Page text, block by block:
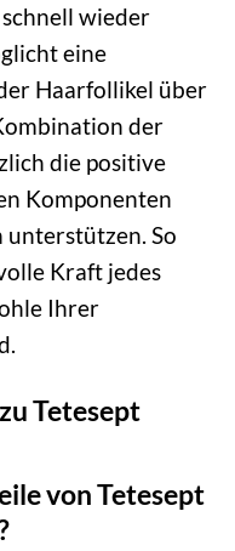
wieder
eine
Haarfollikel über
der
die positive
Komponenten
So
Kraft jedes
Ihrer
Tetesept
von Tetesept